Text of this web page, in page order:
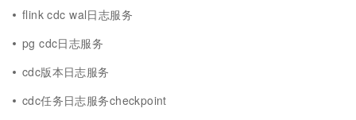
flink cdc wal日志服务
pg cdc日志服务
cdc版本日志服务
cdc任务日志服务checkpoint